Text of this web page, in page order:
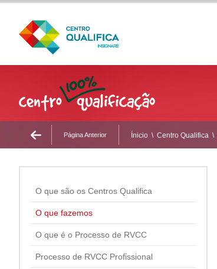
Página Anterior Ínicio \ Centro Qualifica \
O que são os Centros Qualifica
O que fazemos
O que é o Processo de RVCC
Processo de RVCC Profissional